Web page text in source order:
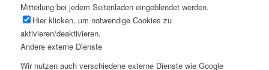
Mitteilung bei jedem Seitenladen eingeblendet werden.
Hier klicken, um notwendige Cookies zu
aktivieren/deaktivieren.
Andere externe Dienste
Wir nutzen auch verschiedene externe Dienste wie Google